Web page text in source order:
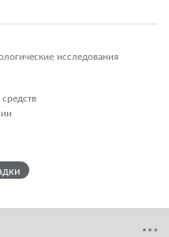
исследования